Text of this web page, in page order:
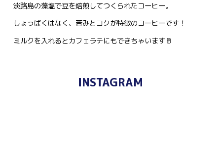
淡路島の藻塩で豆を焙煎してつくられたコーヒー。
しょっぱくはなく、苦みとコクが特徴のコーヒーです！
ミルクを入れるとカフェラテにもできちゃいます🥛
INSTAGRAM